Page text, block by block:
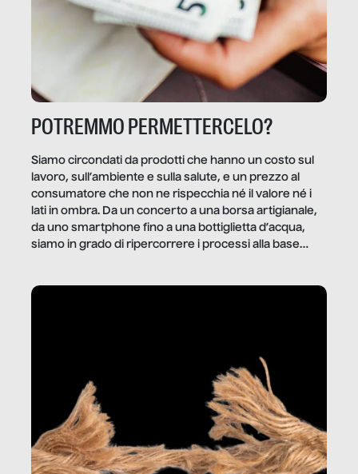
POTREMMO PERMETTERCELO?
Siamo circondati da prodotti che hanno un costo sul
lavoro, sull’ambiente e sulla salute, e un prezzo al
consumatore che non ne rispecchia né il valore né i
lati in ombra. Da un concerto a una borsa artigianale,
da uno smartphone fino a una bottiglietta d’acqua,
siamo in grado di ripercorrere i processi alla base
dietro gli oggetti e i servizi che fanno la nostra vita